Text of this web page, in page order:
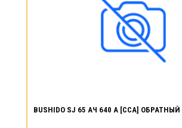
BUSHIDO SJ 65 АЧ 640 А [CCA] ОБРАТНЫЙ